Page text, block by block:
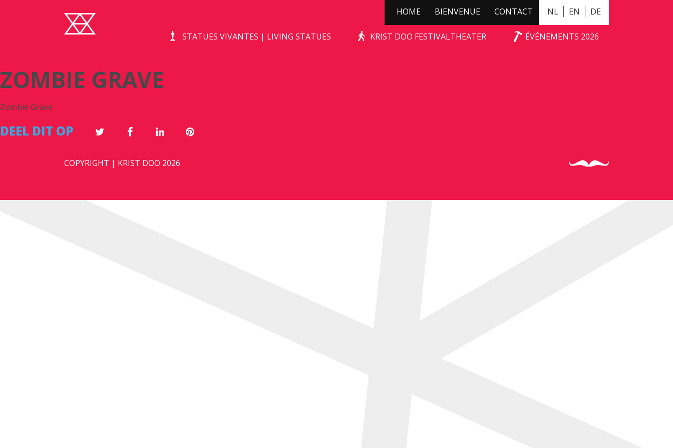
NL EN DE
HOME BIENVENUE CONTACT
STATUES VIVANTES | LIVING STATUES KRIST DOO FESTIVALTHEATER ÉVÉNEMENTS 2026
ZOMBIE GRAVE
ZOMBIE GRAVE
Zombie Grave
DEEL DIT OP
COPYRIGHT | KRIST DOO 2026